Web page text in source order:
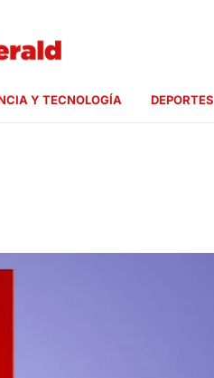
Y TECNOLOGÍA DEPORTES